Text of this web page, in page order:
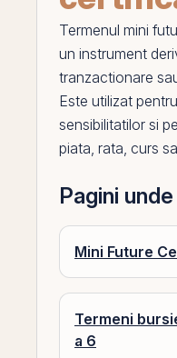
Termenul mini
un instrument
tranzactionare
Este utilizat
sensibilitatilor si
piata, rata, curs
Pagini
Mini Future
Termeni
a 6